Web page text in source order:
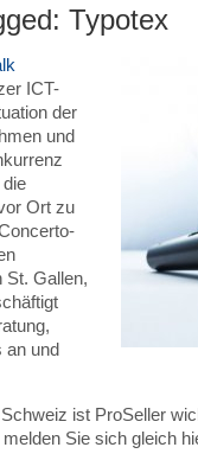
Typotex
ICT-
der
und
Ort zu
St. Gallen,
an und
ist ProSeller
Sie sich gleich